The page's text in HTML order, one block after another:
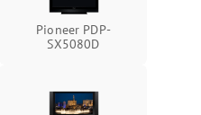
Pioneer PDP-
SX5080D